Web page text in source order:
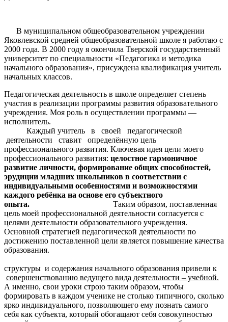
В муниципальном общеобразовательном учреждении
Яковлевской средней общеобразовательной школе я работаю с
2000 года. В 2000 году я окончила Тверской государственный
университет по специальности «Педагогика и методика
начального образования», присуждена квалификация учитель
начальных классов.
Педагогическая деятельность в школе определяет степень
участия в реализации программы развития образовательного
учреждения. Моя роль в осуществлении программы —
исполнитель.
Каждый учитель в своей педагогической
деятельности ставит определённую цель
профессионального развития. Ключевая идея цели моего
профессионального развития: целостное гармоничное
развитие личности, формирование общих способностей,
эрудиции младших школьников в соответствии с
индивидуальными особенностями и возможностями
каждого ребёнка на основе его субъектного
опыта. Таким образом, поставленная
цель моей профессиональной деятельности согласуется с
целями деятельности образовательного учреждения.
Основной стратегией педагогической деятельности по
достижению поставленной цели является повышение качества
образования.
структуры и содержания начального образования привели к
совершенствованию ведущего вида деятельности – учебной.
А именно, свои уроки строю таким образом, чтобы
формировать в каждом ученике не столько типичного, сколько
ярко индивидуального, позволяющего ему познать самого
себя как субъекта, который обогащают себя совокупностью